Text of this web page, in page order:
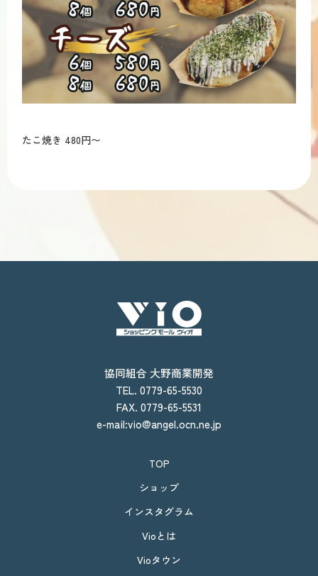
たこ焼き 480円〜
協同組合 大野商業開発
TEL. 0779-65-5530
FAX. 0779-65-5531
e-mail:vio@angel.ocn.ne.jp
TOP
ショップ
インスタグラム
Vioとは
Vioタウン